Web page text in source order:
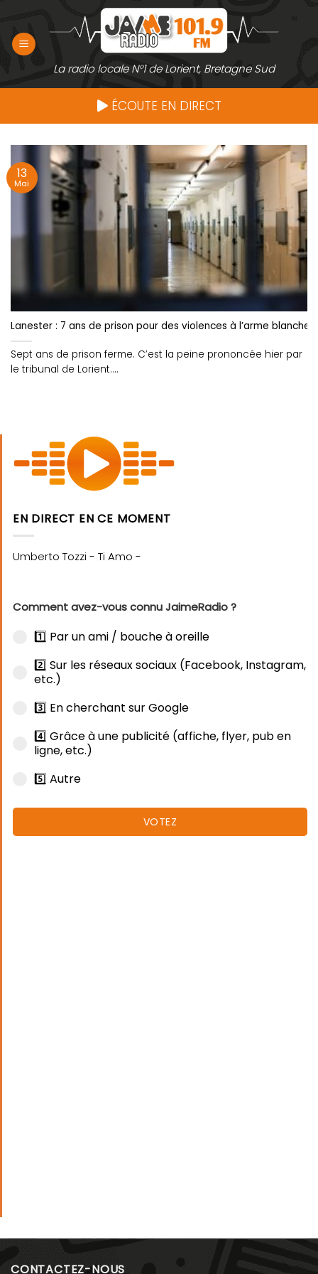
contenu
La radio locale N°1 de Lorient, Bretagne Sud
ÉCOUTE EN DIRECT
Lanester : 7 ans de prison pour des violences à l’arme blanche
Sept ans de prison ferme. C’est la peine prononcée hier par
le tribunal de Lorient....
13
Mai
EN DIRECT EN CE MOMENT
Comment avez-vous connu JaimeRadio ?
1️⃣ Par un ami / bouche à oreille
2️⃣ Sur les réseaux sociaux (Facebook, Instagram,
etc.)
3️⃣ En cherchant sur Google
4️⃣ Grâce à une publicité (affiche, flyer, pub en
ligne, etc.)
5️⃣ Autre
VOTEZ
CONTACTEZ-NOUS